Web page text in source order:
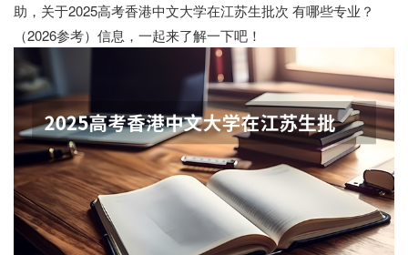
助，关于2025高考香港中文大学在江苏生批次 有哪些专业？
（2026参考）信息，一起来了解一下吧！